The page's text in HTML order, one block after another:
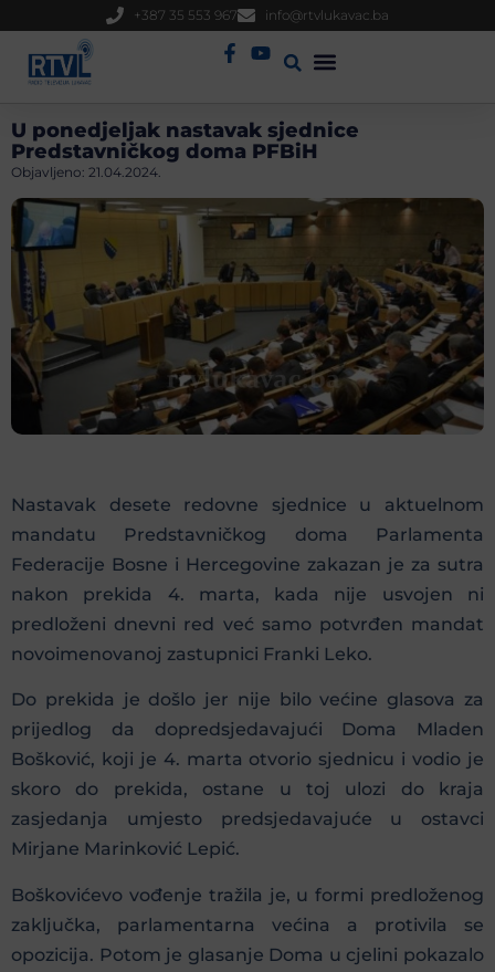
+387 35 553 967 info@rtvlukavac.ba
U ponedjeljak nastavak sjednice
Predstavničkog doma PFBiH
Objavljeno: 21.04.2024.
Nastavak desete redovne sjednice u aktuelnom
mandatu Predstavničkog doma Parlamenta
Federacije Bosne i Hercegovine zakazan je za sutra
nakon prekida 4. marta, kada nije usvojen ni
predloženi dnevni red već samo potvrđen mandat
novoimenovanoj zastupnici Franki Leko.
Do prekida je došlo jer nije bilo većine glasova za
prijedlog da dopredsjedavajući Doma Mladen
Bošković, koji je 4. marta otvorio sjednicu i vodio je
skoro do prekida, ostane u toj ulozi do kraja
zasjedanja umjesto predsjedavajuće u ostavci
Mirjane Marinković Lepić.
Boškovićevo vođenje tražila je, u formi predloženog
zaključka, parlamentarna većina a protivila se
opozicija. Potom je glasanje Doma u cjelini pokazalo